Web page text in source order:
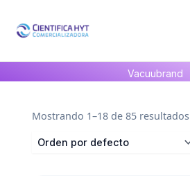
contenido
Vacuubrand
Mostrando 1–18 de 85 resultados